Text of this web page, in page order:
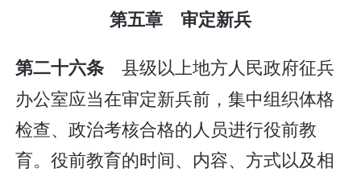
第五章 审定新兵
第二十六条 县级以上地方人民政府征兵
办公室应当在审定新兵前，集中组织体格
检查、政治考核合格的人员进行役前教
育。役前教育的时间、内容、方式以及相